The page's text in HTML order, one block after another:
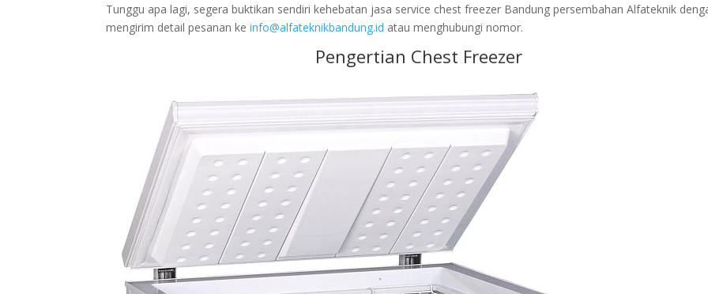
Tunggu apa lagi, segera buktikan sendiri kehebatan jasa service chest freezer Bandung persembahan Alfateknik
mengirim detail pesanan keinfo@alfateknikbandung.id atau menghubungi nomor.
Pengertian Chest Freezer